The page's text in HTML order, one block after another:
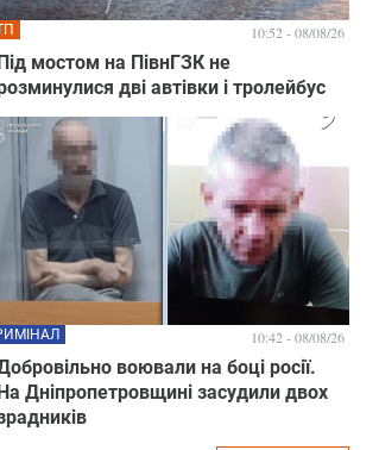
мостом на ПівнГЗК не
дві автівки і тролейбус
10:52 - 08/08/26
воювали на боці росії.
Дніпропетровщині засудили двох
10:42 - 08/08/26